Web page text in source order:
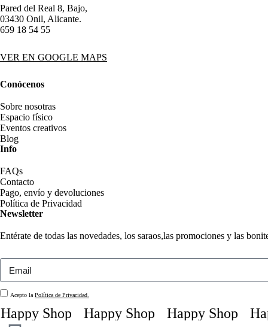
Pared del Real 8, Bajo,
03430 Onil, Alicante.
659 18 54 55
VER EN GOOGLE MAPS
Conócenos
Sobre nosotras
Espacio físico
Eventos creativos
Blog
Info
FAQs
Contacto
Pago, envío y devoluciones
Política de Privacidad
Newsletter
Entérate de todas las novedades, los saraos,las promociones y las
Acepto la Política de Privacidad.
Shop Happy Shop Happy Shop